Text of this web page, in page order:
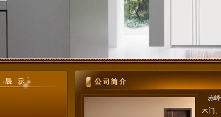
赤峰
木门